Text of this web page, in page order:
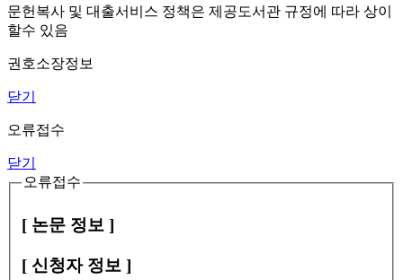
문헌복사 및 대출서비스 정책은 제공도서관 규정에 따라 상이
할수 있음
권호소장정보
닫기
오류접수
닫기
오류접수
[ 논문 정보 ]
[ 신청자 정보 ]